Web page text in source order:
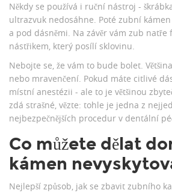
Někdy se používá i ruční nástroj -
ultrazvuk nedosáhne. Poté zubní
a pod dásněmi. Na závěr vám zub natře
nástřikem, který posílí sklovinu.
Nebojte se, že vám to bude bolet.
nebo mravenčení. Pokud máte citlivé
místní anestézii - ale to je většinou
zdá strašné, vězte: tohle je jedna z
nejbezpečnějších procedur v dentální
Co můžete dělat
kámen
Nejlepší způsob, jak se zbavit zubního